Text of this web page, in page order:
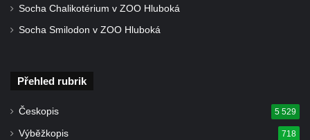
Kostel svatého Floriána v Podbradci
Kaple na západním okraji Ředhoště
Jiřetíně
Kostel Nanebevzetí Panny Marie v
Socha Chalikotérium v ZOO Hluboká
Socha Smilodon v ZOO Hluboká
Přehled rubrik
Českopis 5 529
Výběžkopis 718